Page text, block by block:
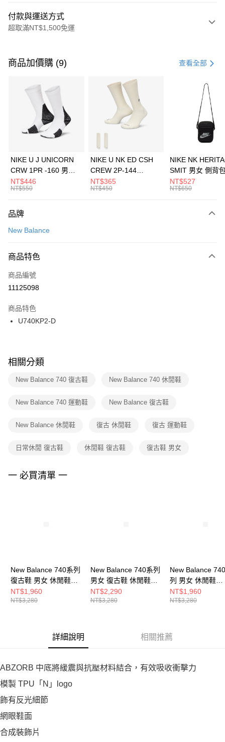
付款與運送方式
超取滿NT$1,500免運
信用卡一次付款
3 期 0 利率 每期 21家銀行
合作金庫商業銀行
第一商業銀行
華南商業銀行
彰化商業銀行
上海商業儲蓄銀行
元大商業銀行
台灣樂天信用卡公司
Apple Pay
全盈+PAY
AFTEE先享後付
【關於「AFTEE先享後付」】
便利好安心！
３．安心：先確認商品／服務後，再付款。
【「AFTEE先享後付」結帳流程】
１．於結帳方式選擇「AFTEE先享後付」後，將跳轉至「AFTEE先享後付」
２．訂單成立數日內，您將收到繳費通知簡訊。
３．收到繳費通知簡訊後14天內，點擊此簡訊中的連結，可透過四大超商／
ATM／網路銀行／等多元方式進行付款，方視為交易完成。
※ 交易是否成功請以「AFTEE先享後付 」之結帳頁面顯示為準，若有關於
是否繳費成功／繳費後需取消欲退款等相關疑問，請聯繫「AFTEE先享後付
客戶支援中心」 https://netprotections.freshdesk.com/support/home
１．透過由恩沛科技股份有限公司提供之「AFTEE先享後付」服務完成之交
權轉讓予恩沛科技股份有限公司。
３．未成年的使用者請事先徵得法定代理人或監護人之同意方可使用
４．使用「AFTEE先享後付」時，將依據個別帳號之用戶狀況，依本公司即
運送方式
每筆NT$100，滿NT$1,500(含以上)免運費
宅配
每筆NT$100，滿NT$1,500(含以上)免運費
付款後門市自取
每筆NT$100，滿NT$1,500(含以上)免運費
商品加價購 (9) 查看全部
NIKE U J UNICORN
CRW 1PR -160 男女
中統襪 FZ3393100
NT$446
NT$550
NIKE U NK ED CSH
CREW 2P-144
EMBRDY 男女 短統襪
FZ3073133
NT$365
NT$450
NIKE NK
SMIT 男女 側背
BA5871010
NT$527
NT$650
品牌
New Balance
商品特色
商品編號
11125098
商品特色
U740KP2-D
相關分類
New Balance 740 復古鞋 New Balance 740 休閒鞋
New Balance 740 運動鞋 New Balance 復古鞋
New Balance 休閒鞋 復古 休閒鞋 復古 運動鞋
日常休閒 復古鞋 休閒鞋 復古鞋 復古鞋 男女
一 必買清單 一
New Balance 740系列
復古鞋 男女 休閒鞋
U740WW2-D
NT$1,960
NT$3,280
New Balance 740系列
男女 復古鞋 休閒鞋
U740SA2-D
NT$2,290
NT$3,280
New Balance
列 男女 休閒鞋
U740HB2-D
NT$1,960
NT$3,280
詳細說明 相關推薦
ABZORB 中底將緩震與抗壓材料結合，有效吸收衝擊力
模製 TPU「N」logo
飾有反光細節
網眼鞋面
合成裝飾片